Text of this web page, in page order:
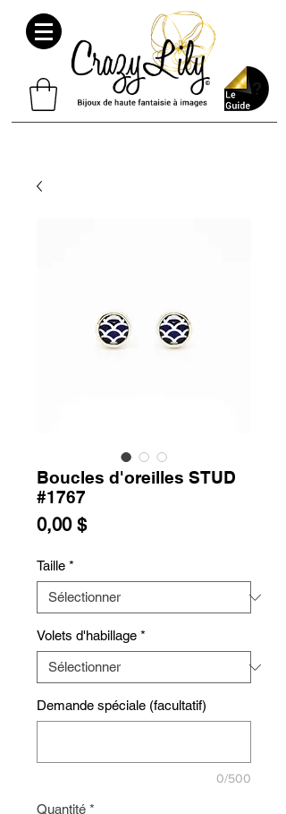
Boucles d'oreilles STUD
#1767
0,00 $Prix
Taille *
Volets d'habillage *
Demande spéciale (facultatif)
0/500
Quantité *